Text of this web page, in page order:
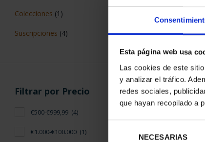
Esta página web usa
Las cookies de este
y analizar el tráfico.
redes sociales,
que hayan recopilado a
NECESARIAS
Colecciones (1)
Suscripciones (4)
Filtrar por Precio
€500-€999,99 (4)
€1.000-€100.000 (1)
Sólo para